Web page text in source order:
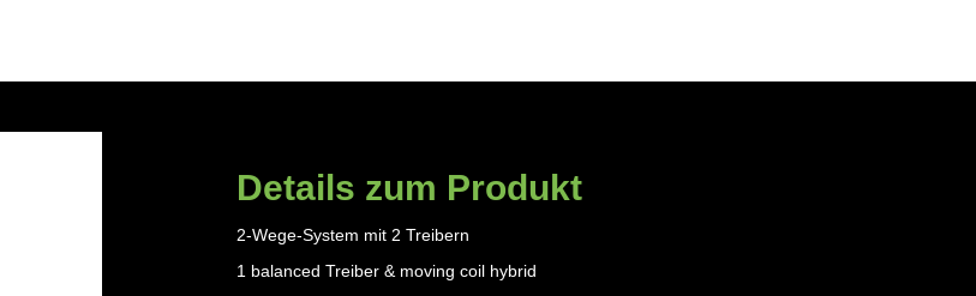
Details zum Produkt
2-Wege-System mit 2 Treibern
1 balanced Treiber & moving coil hybrid